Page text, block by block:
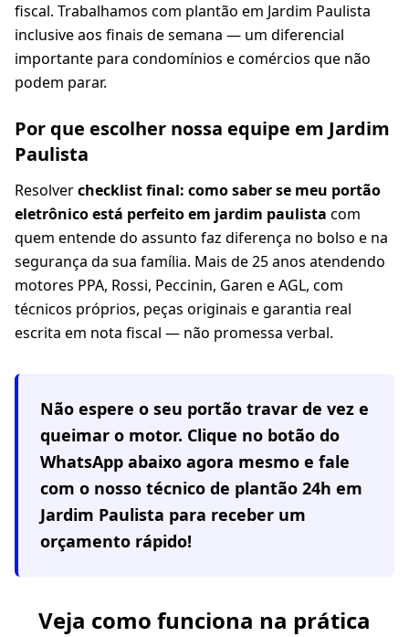
fiscal. Trabalhamos com plantão em Jardim Paulista
inclusive aos finais de semana — um diferencial
importante para condomínios e comércios que não
podem parar.
Por que escolher nossa equipe em Jardim
Paulista
Resolverchecklist final: como saber se meu portão
eletrônico está perfeito em jardim paulista com
quem entende do assunto faz diferença no bolso e na
segurança da sua família. Mais de 25 anos atendendo
motores PPA, Rossi, Peccinin, Garen e AGL, com
técnicos próprios, peças originais e garantia real
escrita em nota fiscal — não promessa verbal.
Não espere o seu portão travar de vez e
queimar o motor. Clique no botão do
WhatsApp abaixo agora mesmo e fale
com o nosso técnico de plantão 24h em
Jardim Paulista para receber um
orçamento rápido!
Veja como funciona na prática